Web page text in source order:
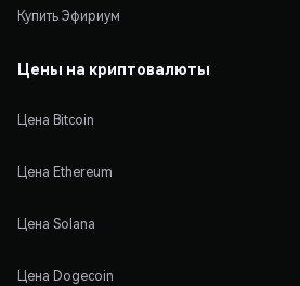
Купить Эфириум
Цены на криптовалюты
Цена Bitcoin
Цена Ethereum
Цена Solana
Цена Dogecoin